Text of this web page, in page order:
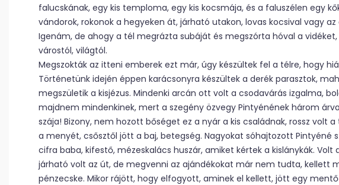
falucskának, egy kis temploma, egy kis kocsmája, és a faluszélen egy
vándorok, rokonok a hegyeken át, járható utakon, lovas kocsival vagy
Igenám, de ahogy a tél megrázta subáját és megszórta hóval a
várostól, világtól.
Megszokták az itteni emberek ezt már, úgy készültek fel a télre, hogy
Történetünk idején éppen karácsonyra készültek a derék parasztok,
megszületik a kisjézus. Mindenki arcán ott volt a csodavárás izgalma,
majdnem mindenkinek, mert a szegény özvegy Pintyénének három
szája! Bizony, nem hozott bőséget ez a nyár a kis családnak, rossz volt
a menyét, csősztől jött a baj, betegség. Nagyokat sóhajtozott Pintyéné
cifra baba, kifestő, mézeskalács huszár, amiket kértek a kislánykák. Volt
járható volt az út, de megvenni az ajándékokat már nem tudta, kellett
pénzecske. Mikor rájött, hogy elfogyott, aminek el kellett, jött egy